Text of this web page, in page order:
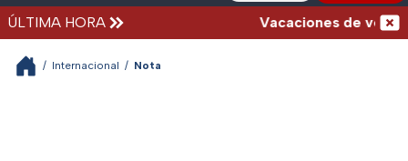
ÚLTIMA HORA Vacaciones de verano
/ Internacional / Nota